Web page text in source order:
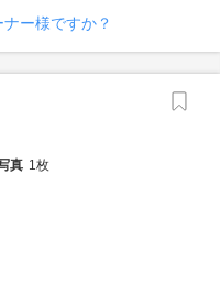
ー様ですか？
真 1枚